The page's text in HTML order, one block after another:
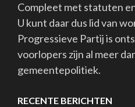
Compleet met statuten
U kunt daar dus lid van
Progressieve Partij is
voorlopers zijn al meer
gemeentepolitiek.
RECENTE BERICHTEN